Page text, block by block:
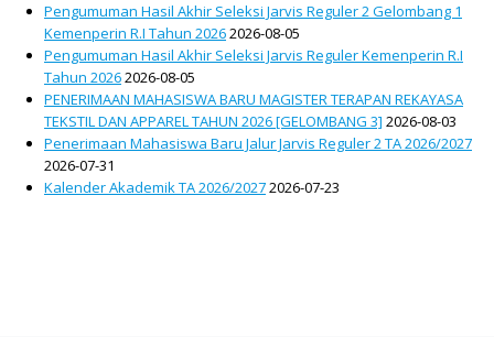
Pengumuman Hasil Akhir Seleksi Jarvis Reguler 2 Gelombang 1
Kemenperin R.I Tahun 20262026-08-05
Pengumuman Hasil Akhir Seleksi Jarvis Reguler Kemenperin R.I
Tahun 20262026-08-05
PENERIMAAN MAHASISWA BARU MAGISTER TERAPAN REKAYASA
TEKSTIL DAN APPAREL TAHUN 2026 [GELOMBANG 3] 2026-08-03
Penerimaan Mahasiswa Baru Jalur Jarvis Reguler 2 TA 2026/2027
2026-07-31
Kalender Akademik TA 2026/20272026-07-23